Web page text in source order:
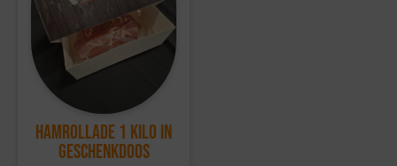
Hamrollade 1 kilo in
geschenkdoos